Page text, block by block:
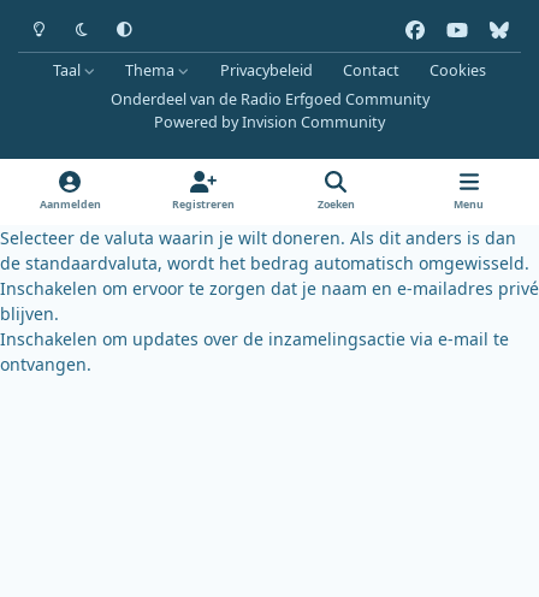
Heldere modus
Donkere modus
Systeemvoorkeur
a
c
e
k
o
u
b
l
u
k
y
Taal Thema Privacybeleid Contact
Cookies
Onderdeel van de Radio Erfgoed Community
Powered byInvision Community
Aanmelden Registreren Zoeken Menu
Selecteer de valuta waarin je wilt doneren. Als dit anders is dan
de standaardvaluta, wordt het bedrag automatisch omgewisseld.
Inschakelen om ervoor te zorgen dat je naam en e-mailadres privé
blijven.
Inschakelen om updates over de inzamelingsactie via e-mail te
ontvangen.